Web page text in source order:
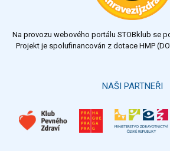
Na provozu webového portálu STOBklub se
Projekt je spolufinancován z dotace HMP
NAŠI PARTNEŘI